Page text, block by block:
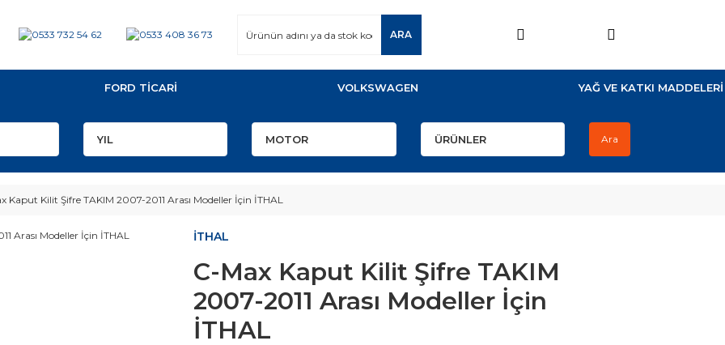
ARA
FORD TİCARİ VOLKSWAGEN YAĞ VE KATKI MADDELERİ
Ara
Kaput Kilit Şifre TAKIM 2007-2011 Arası Modeller İçin İTHAL
İTHAL
C-Max Kaput Kilit Şifre TAKIM
2007-2011 Arası Modeller İçin
İTHAL